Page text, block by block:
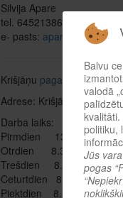
Silvija Apare
tel. 64521386
e- pasts:
Krišjāņu pagasta bibliotēka
Adrese: Krišjāņi
Darba laiks:
Pirmdien 13.00-19.00
Otrdien 8.30-15.00
Trešdien 8.30-15.00
Ceturtdien 8.30-15.00
Piektdien 8.30-15.00
Balvu
valodā
politiku,
Jūs
pogas